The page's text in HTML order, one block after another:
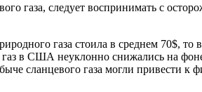
газа, следует воспринимать с
газа стоила в среднем 70$,
в США неуклонно снижались на
сланцевого газа могли привести